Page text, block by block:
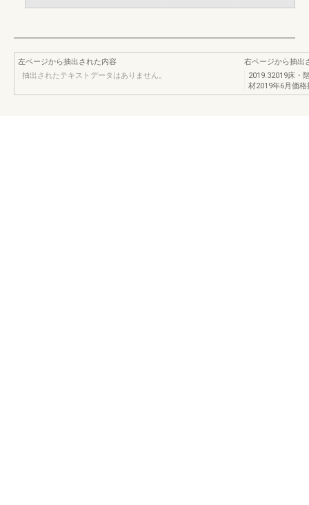
左ページから抽出された内容
抽出されたテキストデータはありません。
右ページから抽出
2019.32019床・
材2019年6月価